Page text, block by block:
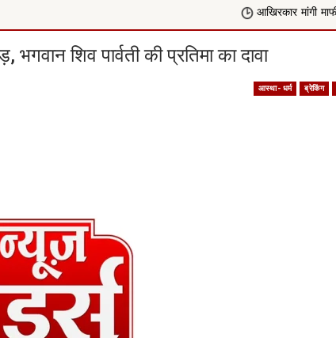
आखिरकार मांगी माफी Rashifal
शिव पार्वती की प्रतिमा का दावा
आस्था- धर्म ब्रेकिंग